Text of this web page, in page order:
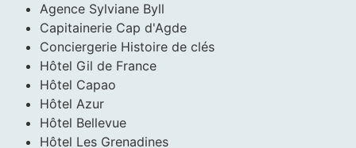
Agence Sylviane Byll
Capitainerie Cap d'Agde
Conciergerie Histoire de clés
Hôtel Gil de France
Hôtel Capao
Hôtel Azur
Hôtel Bellevue
Hôtel Les Grenadines